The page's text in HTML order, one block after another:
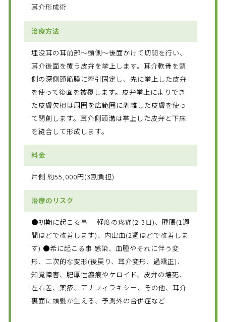
耳介形成術
治療方法
埋没耳の耳前部～頭側～後面かけて切開を行い、
耳介後面を覆う皮弁を挙上します。耳介軟骨を頭
側の深側頭筋膜に牽引固定し、先に挙上した皮弁
を使って後面を被覆します。皮弁挙上によりでき
た皮膚欠損は周囲を広範囲に剥離した皮膚を使っ
て閉創します。耳介側頭溝は挙上した皮弁と下床
を縫合して形成します。
料金
片側 約55,000円(3割負担)
治療のリスク
●初期に起こる事 軽度の疼痛(2-3日)、腫脹(1週
間ほどで改善します)、内出血(2週ほどで改善しま
す) ●希に起こる事 感染、血腫やそれに伴う変
形、二次的な変形(後戻り、耳介変形、過矯正)、
知覚障害、肥厚性瘢痕やケロイド、皮弁の壊死、
左右差、薬疹、アナフィラキシー、その他、耳介
裏面に頭髪が生える、予測外の合併症など